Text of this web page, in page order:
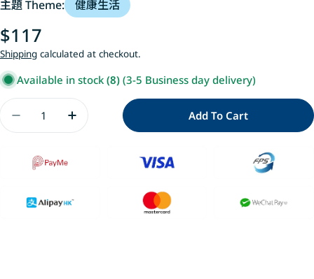
主題 Theme: 健康生活
Regular
price
$117
Shipping calculated at checkout.
Available in stock (8) (3-5 Business day delivery)
Decrease Quantity For 繪本工作細胞4全面迎戰!新
Increase Quantity For 繪本工作細胞4全
Add To Cart